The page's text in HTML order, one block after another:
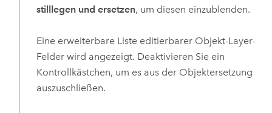
stilllegen und ersetzen, um diesen einzublenden.
Eine erweiterbare Liste editierbarer Objekt-Layer-
Felder wird angezeigt. Deaktivieren Sie ein
Kontrollkästchen, um es aus der Objektersetzung
auszuschließen.